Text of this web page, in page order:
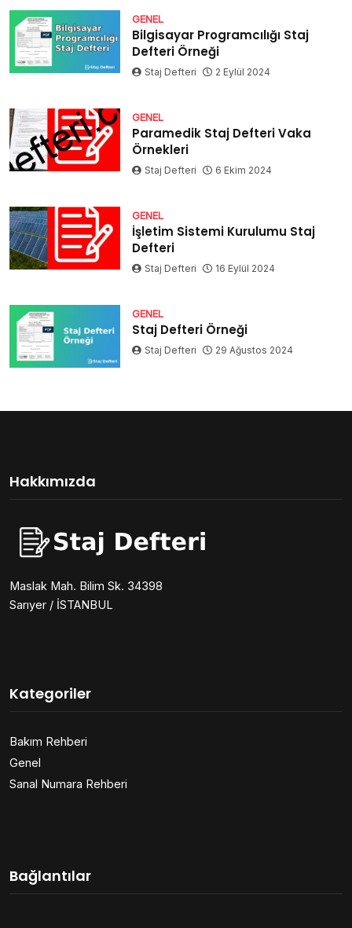
GENEL
Bilgisayar Programcılığı Staj
Defteri Örneği
Staj Defteri 2 Eylül 2024
GENEL
Paramedik Staj Defteri Vaka
Örnekleri
Staj Defteri 6 Ekim 2024
GENEL
İşletim Sistemi Kurulumu Staj
Defteri
Staj Defteri 16 Eylül 2024
GENEL
Staj Defteri Örneği
Staj Defteri 29 Ağustos 2024
Hakkımızda
Maslak Mah. Bilim Sk. 34398
Sarıyer / İSTANBUL
Kategoriler
Bakım Rehberi
Genel
Sanal Numara Rehberi
Bağlantılar